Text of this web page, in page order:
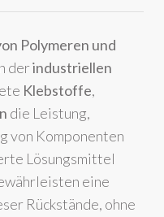
Polymeren und
derindustriellen
Klebstoffe,
die Leistung,
von Komponenten
Lösungsmittel
eine
Rückstände, ohne